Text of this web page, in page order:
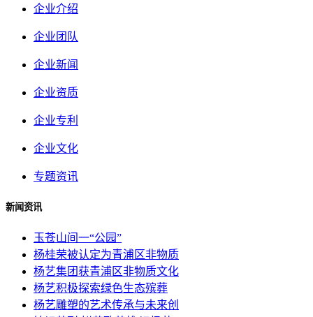
企业介绍
企业团队
企业新闻
企业资质
企业专利
企业文化
专题资讯
新闻资讯
玉苍山间一“公园”
杨桂荣被认定为青浦区非物质
杨艺集团获青浦区非物质文化
杨艺积极探索绿色生态殡葬
杨艺雕塑的艺术传承与未来创